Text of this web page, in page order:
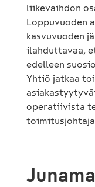
liikevaihdon
Loppuvuoden
kasvuvuoden
ilahduttavaa,
edelleen
Yhtiö jatkaa
operatiivista
toimitusjohtaja